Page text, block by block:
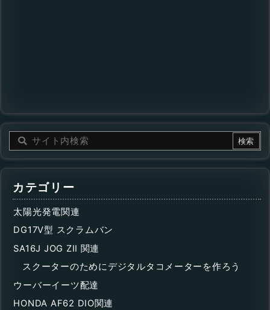
カテゴリー
太陽光発電関連
DG17V型 スクラムバン
SA16J JOG ZII 関連
スクーターのためにデジタルタコメーターを作ろう
ウーバーイーツ配達
HONDA AF62 DIO関連